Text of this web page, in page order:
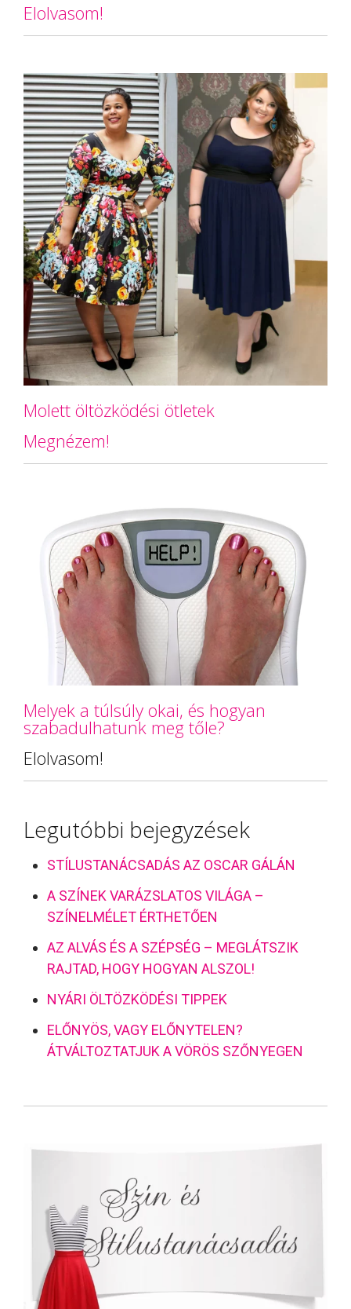
Elolvasom!
Molett öltözködési ötletek
Megnézem!
Melyek a túlsúly okai, és hogyan
szabadulhatunk meg tőle?
Elolvasom!
Legutóbbi bejegyzések
STÍLUSTANÁCSADÁS AZ OSCAR GÁLÁN
A SZÍNEK VARÁZSLATOS VILÁGA –
SZÍNELMÉLET ÉRTHETŐEN
AZ ALVÁS ÉS A SZÉPSÉG – MEGLÁTSZIK
RAJTAD, HOGY HOGYAN ALSZOL!
NYÁRI ÖLTÖZKÖDÉSI TIPPEK
ELŐNYÖS, VAGY ELŐNYTELEN?
ÁTVÁLTOZTATJUK A VÖRÖS SZŐNYEGEN